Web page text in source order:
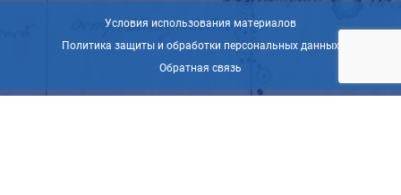
Условия использования материалов
Политика защиты и обработки персональных данных
Обратная связь